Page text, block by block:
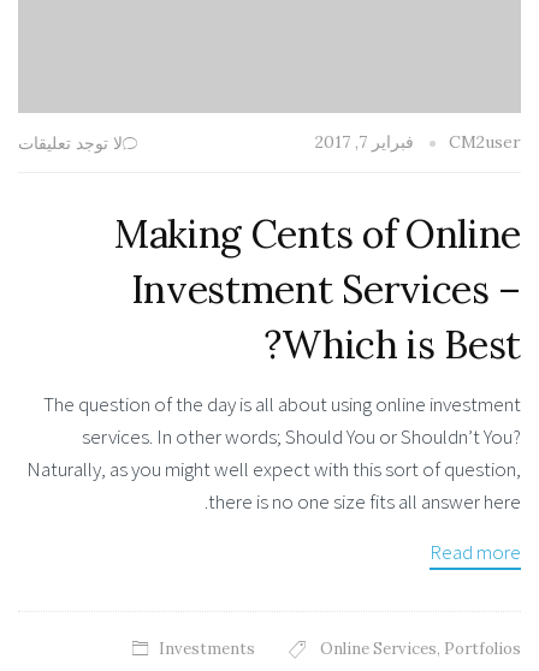
CM2user فبراير 7, 2017 لا توجد تعليقات
Making Cents of Online
Investment Services –
Which is Best?
The question of the day is all about using online investment
services. In other words; Should You or Shouldn’t You?
Naturally, as you might well expect with this sort of question,
there is no one size fits all answer here.
Read more
Investments Online Services, Portfolios